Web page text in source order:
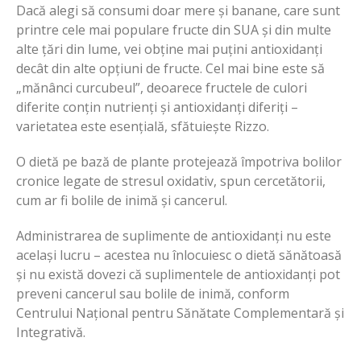
Dacă alegi să consumi doar mere și banane, care sunt
printre cele mai populare fructe din SUA și din multe
alte țări din lume, vei obține mai puțini antioxidanți
decât din alte opțiuni de fructe. Cel mai bine este să
„mănânci curcubeul”, deoarece fructele de culori
diferite conțin nutrienți și antioxidanți diferiți –
varietatea este esențială, sfătuiește Rizzo.
O dietă pe bază de plante protejează împotriva bolilor
cronice legate de stresul oxidativ, spun cercetătorii,
cum ar fi bolile de inimă și cancerul.
Administrarea de suplimente de antioxidanți nu este
același lucru – acestea nu înlocuiesc o dietă sănătoasă
și nu există dovezi că suplimentele de antioxidanți pot
preveni cancerul sau bolile de inimă, conform
Centrului Național pentru Sănătate Complementară și
Integrativă.